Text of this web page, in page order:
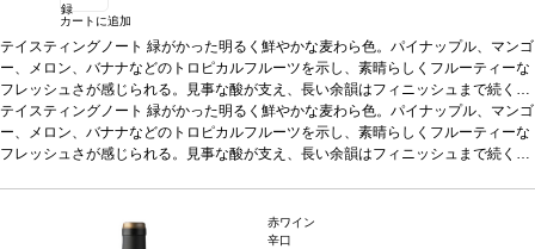
録
カートに追加
テイスティングノート 緑がかった明るく鮮やかな麦わら色。パイナップル、マンゴ
ー、メロン、バナナなどのトロピカルフルーツを示し、素晴らしくフルーティーな
フレッシュさが感じられる。見事な酸が支え、長い余韻はフィニッシュまで続く。
味わいはバランスが取れていて、まろやかで滑らかな酸味を持つ。 合う料理カル
パッチョ、貝類、蒸し魚やグリル魚、パテ、チーズ、チキン、野菜のテリーヌ、サ
ラダ、タパスや前菜などと好相性。葡萄品種 シャルドネ 100%*本ヴィンテージが
テイスティングノート 緑がかった明るく鮮やかな麦わら色。パイナップル、マンゴ
ー、メロン、バナナなどのトロピカルフルーツを示し、素晴らしくフルーティーな
フレッシュさが感じられる。見事な酸が支え、長い余韻はフィニッシュまで続く。
ラダ、タパスや前菜などと好相性。
葡萄品種 シャルドネ 100%
在庫切れの場合、在庫があり価格が同様の場合は自動的に次のヴィンテージに変更
赤ワイン
辛口